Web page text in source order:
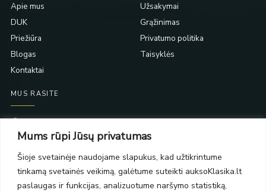
Mums rūpi Jūsų privatumas
Šioje svetainėje naudojame slapukus, kad užtikrintume
tinkamą svetainės veikimą, galėtume suteikti auksoKlasika.lt
paslaugas ir funkcijas, analizuotume naršymo statistiką,
Apie mus
DUK
Priežiūra
Blogas
Kontaktai
Užsakymai
Grąžinimas
Privatumo politika
Taisyklės
MUS RASITE
PC Molas, Klaipėda
PC BIG 2, Klaipėda
Šilutės pl. 35
PC Banginis, Klaipėda